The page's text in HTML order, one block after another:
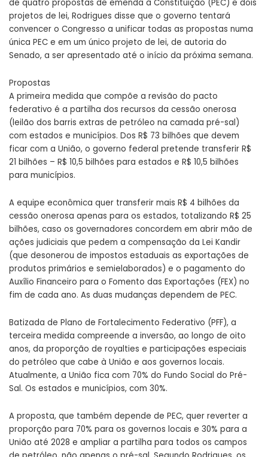
de quatro propostas de emenda à Constituição (PEC) e dois
projetos de lei, Rodrigues disse que o governo tentará
convencer o Congresso a unificar todas as propostas numa
única PEC e em um único projeto de lei, de autoria do
Senado, a ser apresentado até o início da próxima semana.
Propostas
A primeira medida que compõe a revisão do pacto
federativo é a partilha dos recursos da cessão onerosa
(leilão dos barris extras de petróleo na camada pré-sal)
com estados e municípios. Dos R$ 73 bilhões que devem
ficar com a União, o governo federal pretende transferir R$
21 bilhões – R$ 10,5 bilhões para estados e R$ 10,5 bilhões
para municípios.
A equipe econômica quer transferir mais R$ 4 bilhões da
cessão onerosa apenas para os estados, totalizando R$ 25
bilhões, caso os governadores concordem em abrir mão de
ações judiciais que pedem a compensação da Lei Kandir
(que desonerou de impostos estaduais as exportações de
produtos primários e semielaborados) e o pagamento do
Auxílio Financeiro para o Fomento das Exportações (FEX) no
fim de cada ano. As duas mudanças dependem de PEC.
Batizada de Plano de Fortalecimento Federativo (PFF), a
terceira medida compreende a inversão, ao longo de oito
anos, da proporção de royalties e participações especiais
do petróleo que cabe à União e aos governos locais.
Atualmente, a União fica com 70% do Fundo Social do Pré-
Sal. Os estados e municípios, com 30%.
A proposta, que também depende de PEC, quer reverter a
proporção para 70% para os governos locais e 30% para a
União até 2028 e ampliar a partilha para todos os campos